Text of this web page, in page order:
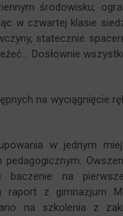
środowisku,
w czwartej klasie
statecznie
Dosłownie
na wyciągnięcie
w jednym
na
z gimnazjum
na szkolenia z